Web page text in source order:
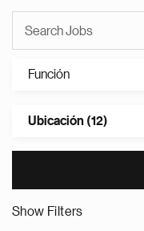
Función
Ubicación (12)
Show Filters